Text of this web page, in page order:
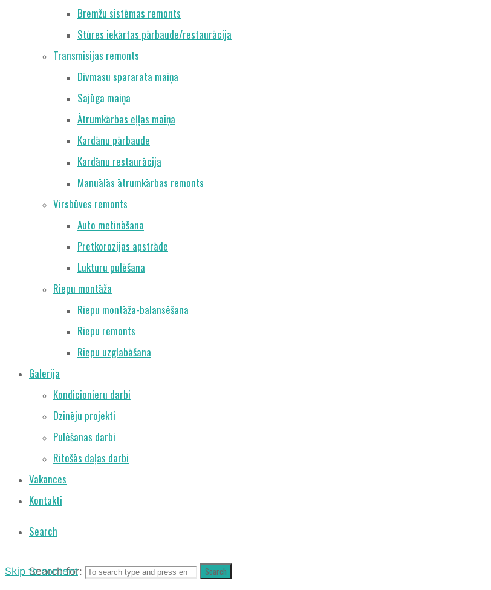
Bremžu sistēmas remonts
Stūres iekārtas pārbaude/restaurācija
Transmisijas remonts
Divmasu spararata maiņa
Sajūga maiņa
Ātrumkārbas eļļas maiņa
Kardānu pārbaude
Kardānu restaurācija
Manuālās ātrumkārbas remonts
Virsbūves remonts
Auto metināšana
Pretkorozijas apstrāde
Lukturu pulēšana
Riepu montāža
Riepu montāža-balansēšana
Riepu remonts
Riepu uzglabāšana
Galerija
Kondicionieru darbi
Dzinēju projekti
Pulēšanas darbi
Ritošās daļas darbi
Vakances
Kontakti
Search
Search for: Search
Skip to content